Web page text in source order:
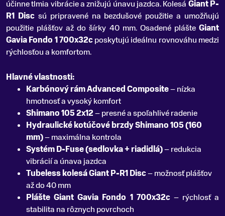
účinne tlmia vibrácie a znižujú únavu jazdca. Kolesá Giant P-
R1 Discsú pripravené na bezdušové použitie a umožňujú
použitie plášťov až do šírky 40 mm. Osadené plášte Giant
Gavia Fondo 1 700x32cposkytujú ideálnu rovnováhu medzi
rýchlosťou a komfortom.
Hlavné vlastnosti:
Karbónový rám Advanced Composite– nízka
hmotnosť a vysoký komfort
Shimano 105 2x12– presné a spoľahlivé radenie
Hydraulické kotúčové brzdy Shimano 105 (160
mm)– maximálna kontrola
Systém D-Fuse (sedlovka + riadidlá)– redukcia
vibrácií a únava jazdca
Tubeless kolesá Giant P-R1 Disc– možnosť plášťov
až do 40 mm
Plášte Giant Gavia Fondo 1 700x32c– rýchlosť a
stabilita na rôznych povrchoch